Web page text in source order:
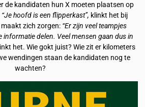
de kandidaten hun X moeten plaatsen op
“Je hoofd is een flipperkast”, klinkt het bij
zich zorgen: “Er zijn veel teampjes
informatie delen. Veel mensen gaan dus in
het. Wie gokt juist? Wie zit er kilometers
wendingen staan de kandidaten nog te
wachten?